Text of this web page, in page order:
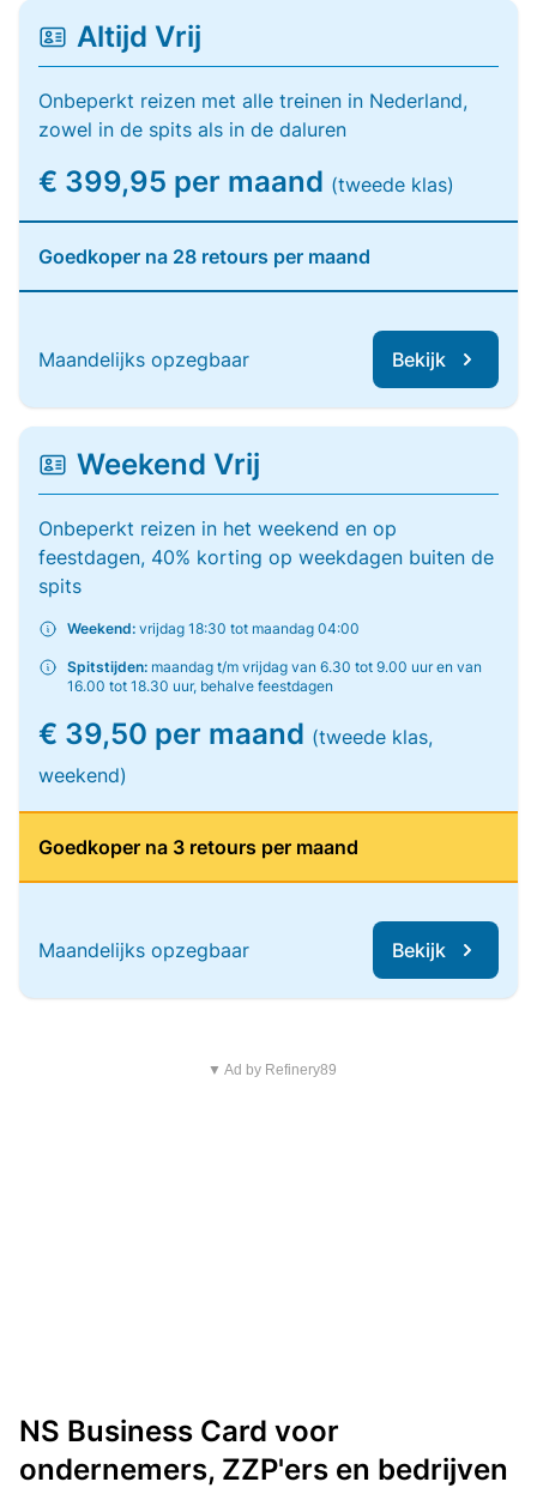
Altijd Vrij
Onbeperkt reizen met alle treinen in Nederland,
zowel in de spits als in de daluren
€ 399,95 per maand (tweede klas)
Goedkoper na 28 retours per maand
Maandelijks opzegbaar Bekijk
Weekend Vrij
Onbeperkt reizen in het weekend en op
feestdagen, 40% korting op weekdagen buiten de
spits
Weekend: vrijdag 18:30 tot maandag 04:00
Spitstijden: maandag t/m vrijdag van 6.30 tot 9.00 uur en van
16.00 tot 18.30 uur, behalve feestdagen
€ 39,50 per maand (tweede klas,
weekend)
Goedkoper na 3 retours per maand
Maandelijks opzegbaar Bekijk
▼ Ad by Refinery89
NS Business Card voor
ondernemers, ZZP'ers en bedrijven